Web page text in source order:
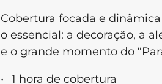
Cobertura focada e
o essencial: a decoração, a
e o grande momento do
1 hora de cobertura